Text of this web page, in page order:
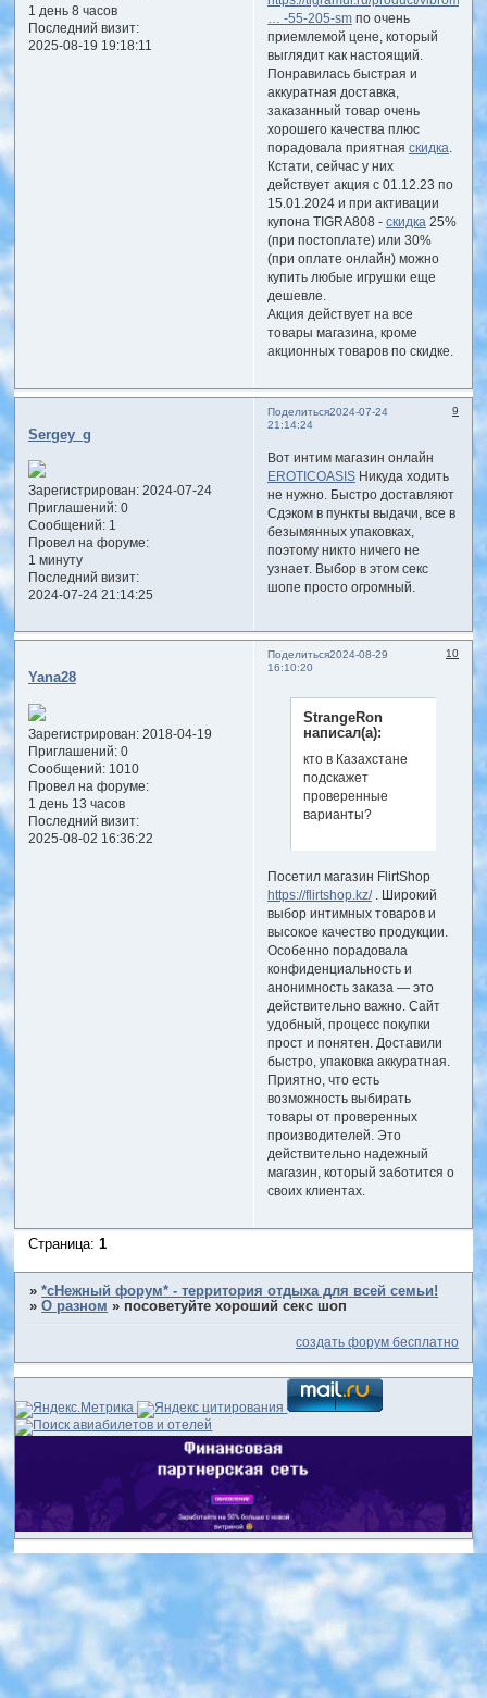
1 день 8 часов
Последний визит:
2025-08-19 19:18:11
… -55-205-smпо очень
приемлемой цене, который
выглядит как настоящий.
Понравилась быстрая и
аккуратная доставка,
заказанный товар очень
хорошего качества плюс
порадовала приятная скидка
Кстати, сейчас у них
действует акция с 01.12.23 по
15.01.2024 и при активации
купона TIGRA808 - скидка 25%
(при постоплате) или 30%
(при оплате онлайн) можно
купить любые игрушки еще
дешевле.
Акция действует на все
товары магазина, кроме
акционных товаров по скидке.
Поделиться 9
2024-07-24
21:14:24
Sergey_g
Зарегистрирован: 2024-07-24
Приглашений:0
Сообщений:1
Провел на форуме:
1 минуту
Последний визит:
2024-07-24 21:14:25
Вот интим магазин онлайн
EROTICOASISНикуда ходить
не нужно. Быстро доставляют
Сдэком в пункты выдачи, все в
безымянных упаковках,
поэтому никто ничего не
узнает. Выбор в этом секс
шопе просто огромный.
Поделиться 10
2024-08-29
16:10:20
Yana28
Зарегистрирован: 2018-04-19
Приглашений:0
Сообщений:1010
Провел на форуме:
1 день 13 часов
Последний визит:
2025-08-02 16:36:22
StrangeRon
написал(а):
кто в Казахстане
подскажет
проверенные
варианты?
Посетил магазин FlirtShop
https://flirtshop.kz/. Широкий
выбор интимных товаров и
высокое качество продукции.
Особенно порадовала
конфиденциальность и
анонимность заказа — это
действительно важно. Сайт
удобный, процесс покупки
прост и понятен. Доставили
быстро, упаковка аккуратная.
Приятно, что есть
возможность выбирать
товары от проверенных
производителей. Это
действительно надежный
магазин, который заботится о
своих клиентах.
Страница:1
»*сНежный форум* - территория отдыха для всей семьи!
»О разном » посоветуйте хороший секс шоп
создать форум бесплатно